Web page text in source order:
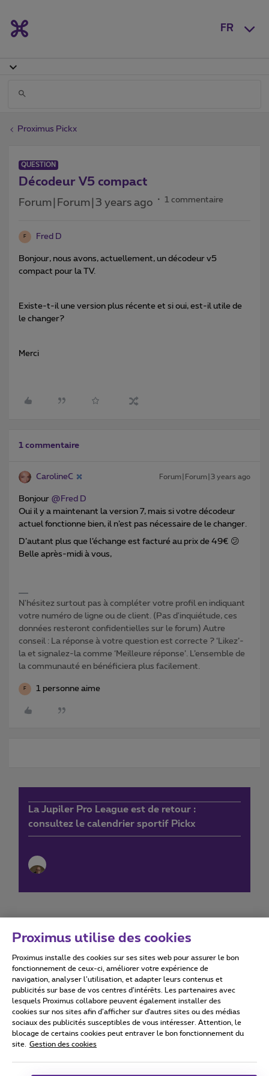
FR
Proximus Pickx
QUESTION
Décodeur V5 compact
Forum|Forum|3 years ago 1 commentaire
F Fred D
Bonjour, nous avons, actuellement, un décodeur v5
compact pour la TV.
Existe-t-il une version plus récente et si oui, est-il utile de
le changer?
Merci
1 commentaire
CarolineC Forum|Forum|3 years ago
Bonjour @Fred D
Oui il y a maintenant la version 7, mais si votre décodeur
actuel fonctionne bien, il n’est pas nécessaire de le changer.
D’autant plus que l’échange est facturé au prix de 49€ 😕
Belle après-midi à vous,
N'hésitez surtout pas à compléter votre profil en indiquant
votre numéro de ligne ou de client. (Pas d'inquiétude, ces
données resteront confidentielles sur le forum) Autre
conseil : La réponse à votre question est correcte ? ‘Likez’-
la et signalez-la comme ‘Meilleure réponse’. L’ensemble de
la communauté en bénéficiera plus facilement.
F 1 personne aime
La Jupiler Pro League est de retour :
consultez le calendrier sportif Pickx
Conditions d'utilisation Accessibility statement
Tous droits réservés. © 2026
Conditions générales, info consommateur
Proximus utilise des cookies
Proximus installe des cookies sur ses sites web pour assurer le bon
fonctionnement de ceux-ci, améliorer votre expérience de
navigation, analyser l’utilisation, et adapter leurs contenus et
publicités sur base de vos centres d’intérêts. Les partenaires avec
lesquels Proximus collabore peuvent également installer des
cookies sur nos sites afin d’afficher sur d'autres sites ou des médias
sociaux des publicités susceptibles de vous intéresser. Attention, le
blocage de certains cookies peut entraver le bon fonctionnement du
site.
Gestion des cookies